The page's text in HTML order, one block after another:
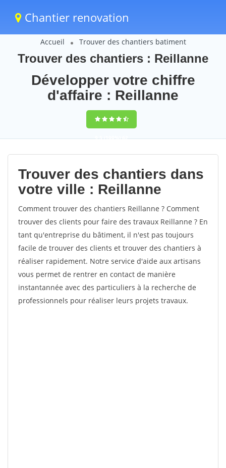
Chantier renovation
Accueil Trouver des chantiers batiment
Trouver des chantiers : Reillanne
Développer votre chiffre
d'affaire : Reillanne
9,5(100%)62
votes
Trouver des chantiers dans
votre ville : Reillanne
Comment trouver des chantiers Reillanne ? Comment
trouver des clients pour faire des travaux Reillanne ? En
tant qu'entreprise du bâtiment, il n'est pas toujours
facile de trouver des clients et trouver des chantiers à
réaliser rapidement. Notre service d'aide aux artisans
vous permet de rentrer en contact de manière
instantannée avec des particuliers à la recherche de
professionnels pour réaliser leurs projets travaux.